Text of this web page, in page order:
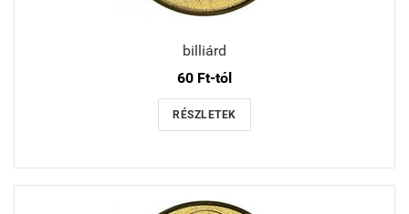
billiárd
60 Ft-tól
RÉSZLETEK